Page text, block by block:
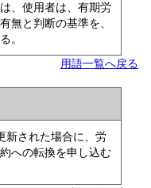
、使用者は、有期労
無と判断の基準を、
。
用語一覧へ戻る
新された場合に、労
への転換を申し込む